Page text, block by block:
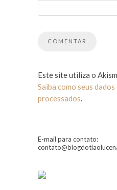
Este site utiliza o
Saiba como seus
processados.
E-mail para contato: